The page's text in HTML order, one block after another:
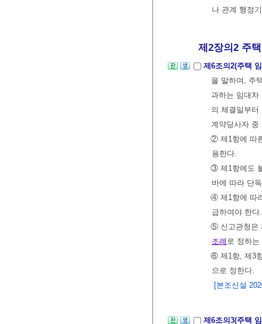
나 관계 행정
제2장의2 주택
제6조의2(주택
을 말하며, 주
과하는 임대
의 체결일부
계약당사자 중
② 제1항에 따
용한다.
③ 제1항에도
바에 따라 단
④ 제1항에 따
급하여야 한다.
⑤ 신고관청은
조례 로 정하
⑥ 제1항, 제3
으로 정한다.
[본조신설
제6조의3(주택